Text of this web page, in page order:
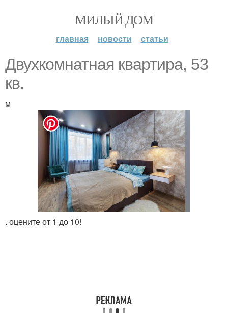
МИЛЫЙ ДОМ
главная новости статьи
Двухкомнатная квартира, 53
кв.
м
. оцените от 1 до 10!